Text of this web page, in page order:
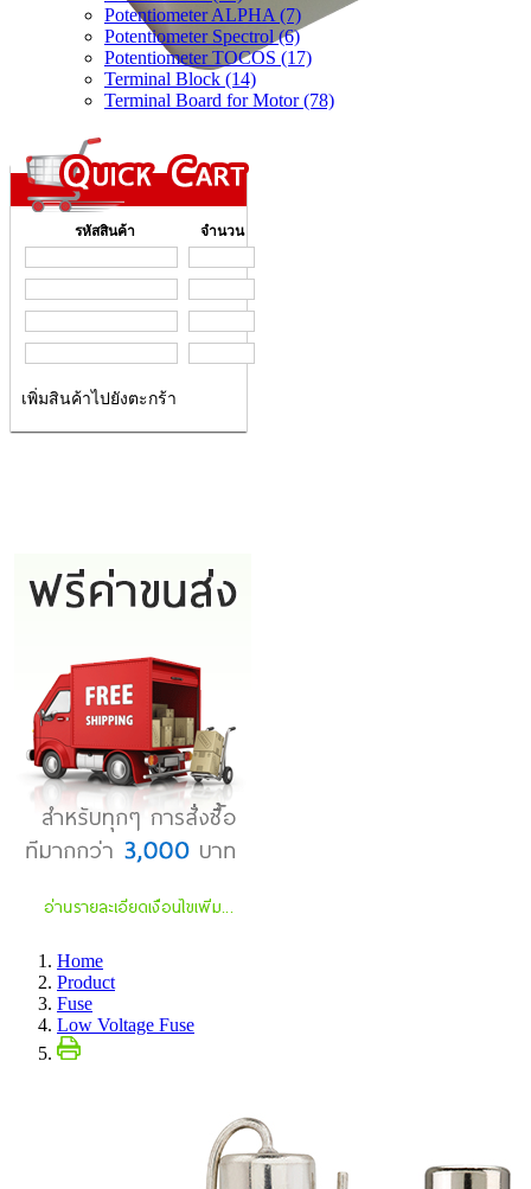
Potentiometer ALPHA (7)
Potentiometer Spectrol (6)
Potentiometer TOCOS (17)
Terminal Block (14)
Terminal Board for Motor (78)
รหัสสินค้า จำนวน
เพิ่มสินค้าไปยังตะกร้า
Home
Product
Fuse
Low Voltage Fuse